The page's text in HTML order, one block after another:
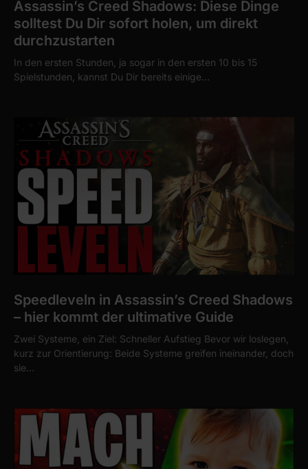
Assassin’s Creed Shadows: Diese Dinge
solltest Du Dir sofort holen, um direkt
durchzustarten
In den ersten Stunden, ja sogar in den ersten 10 bis 15
Spielstunden, kannst Du Dir bereits einige…
Speedleveln in Assassin’s Creed Shadows
– hier kommt der ultimative Guide
Zwei Systeme, ein Ziel: Schneller Aufstieg Bevor wir loslegen,
kurz zur Orientierung: Beide Systeme greifen ineinander, doch
sie…